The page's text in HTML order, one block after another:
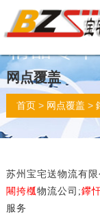
网
站
首
页
关
于
我
们
物
流
资
讯
服
务
流
程
行
李
托
运
实
力
展
示
物
流
报
价
仓
储
托
管
留
言
反
馈
诚
信
档
案
联
系
我
们
网点覆盖
首页 >网点覆盖 >
苏州宝宅送物流有
闀挎槬物流公司;鑻
服务